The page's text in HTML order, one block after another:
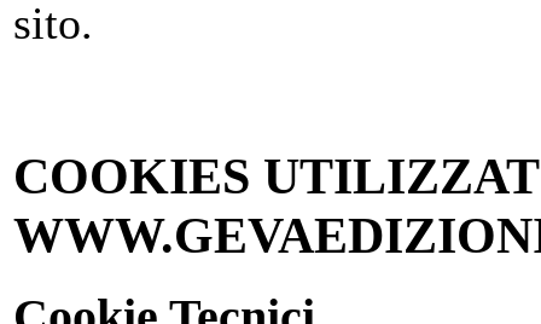
sito.
COOKIES